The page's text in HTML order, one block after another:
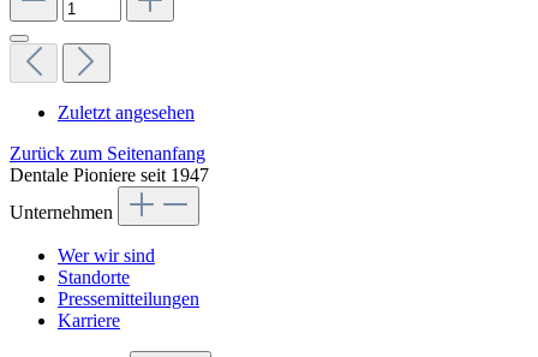
Zuletzt angesehen
Zurück zum Seitenanfang
Dentale Pioniere seit 1947
Unternehmen
Wer wir sind
Standorte
Pressemitteilungen
Karriere